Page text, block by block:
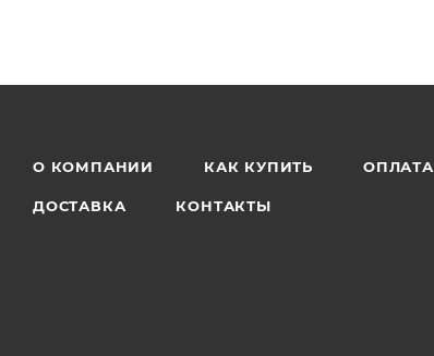
О КОМПАНИИ КАК КУПИТЬ ОПЛАТА
ДОСТАВКА КОНТАКТЫ